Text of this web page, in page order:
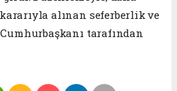
alınan seferberlik ve
tarafından